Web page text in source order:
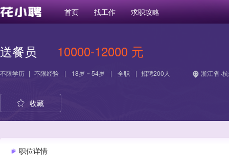
首页 找工作 求职攻略
送餐员 10000-12000 元
不限学历 | 不限经验 | 18岁 ~ 54岁 | 全职 | 招聘200人 浙江省 ·
收藏
职位详情